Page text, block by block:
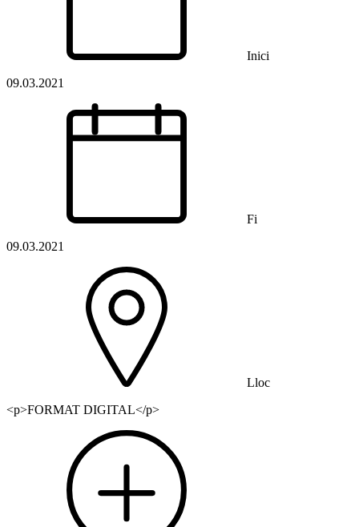
Inici
09.03.2021
Fi
09.03.2021
Lloc
<p>FORMAT DIGITAL</p>